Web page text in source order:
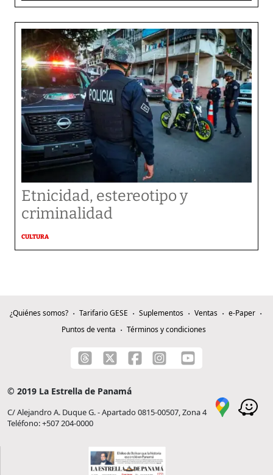
Etnicidad, estereotipo y
criminalidad
CULTURA
¿Quiénes somos? Tarifario GESE Suplementos Ventas
e-Paper
Puntos de venta
Términos y condiciones
© 2019 La Estrella de Panamá
C/ Alejandro A. Duque G. - Apartado 0815-00507, Zona 4
Teléfono: +507 204-0000